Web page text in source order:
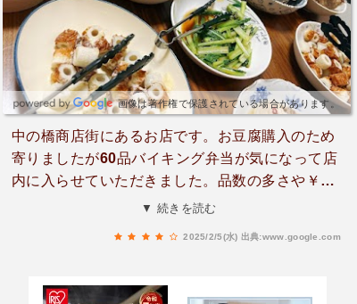
画像は著作権で保護されている場合があります。
中の橋商店街にあるお店です。お豆腐購入のため
寄りましたが60品バイキング弁当が気になって店
内に入らせていただきました。品数の多さや￥48
0~という手頃な価格にびっくりです。お豆腐屋さ
でいろいろな楽しみ方のあるお店。
▼ 続きを読む
2025/2/5(水) 出典:www.google.com